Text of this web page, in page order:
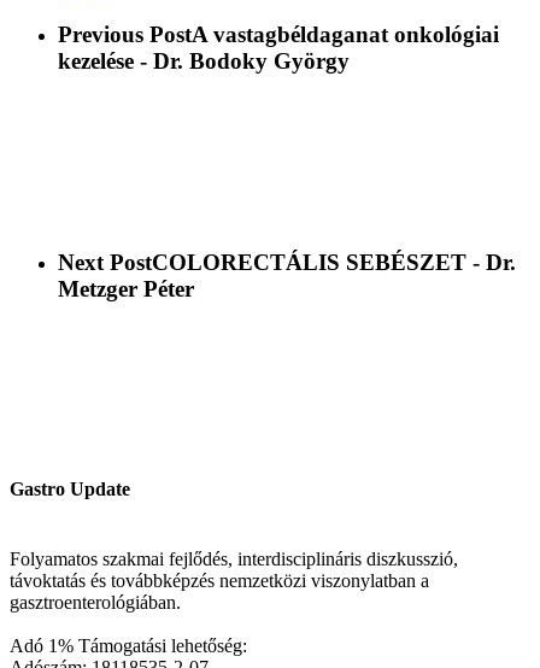
Previous PostA vastagbéldaganat onkológiai
kezelése - Dr. Bodoky György
Next PostCOLORECTÁLIS SEBÉSZET - Dr.
Metzger Péter
Gastro Update
Folyamatos szakmai fejlődés, interdisciplináris diszkusszió,
távoktatás és továbbképzés nemzetközi viszonylatban a
gasztroenterológiában.
Adó 1% Támogatási lehetőség: